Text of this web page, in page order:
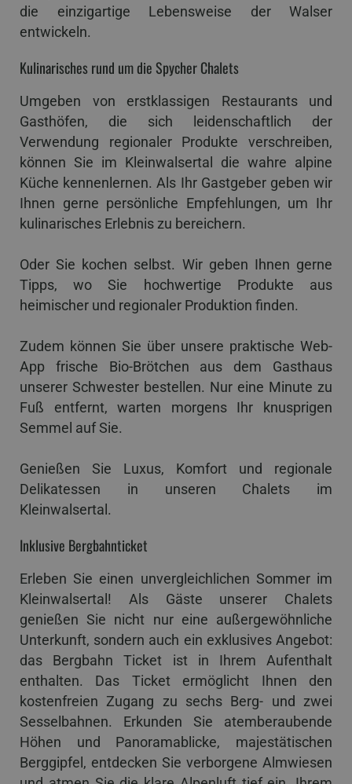
die einzigartige Lebensweise der Walser
entwickeln.
Kulinarisches rund um die Spycher Chalets
Umgeben von erstklassigen Restaurants und
Gasthöfen, die sich leidenschaftlich der
Verwendung regionaler Produkte verschreiben,
können Sie im Kleinwalsertal die wahre alpine
Küche kennenlernen. Als Ihr Gastgeber geben wir
Ihnen gerne persönliche Empfehlungen, um Ihr
kulinarisches Erlebnis zu bereichern.
Oder Sie kochen selbst. Wir geben Ihnen gerne
Tipps, wo Sie hochwertige Produkte aus
heimischer und regionaler Produktion finden.
Zudem können Sie über unsere praktische Web-
App frische Bio-Brötchen aus dem Gasthaus
unserer Schwester bestellen. Nur eine Minute zu
Fuß entfernt, warten morgens Ihr knusprigen
Semmel auf Sie.
Genießen Sie Luxus, Komfort und regionale
Delikatessen in unseren Chalets im
Kleinwalsertal.
Inklusive Bergbahnticket
Erleben Sie einen unvergleichlichen Sommer im
Kleinwalsertal! Als Gäste unserer Chalets
genießen Sie nicht nur eine außergewöhnliche
Unterkunft, sondern auch ein exklusives Angebot:
das Bergbahn Ticket ist in Ihrem Aufenthalt
enthalten. Das Ticket ermöglicht Ihnen den
kostenfreien Zugang zu sechs Berg- und zwei
Sesselbahnen. Erkunden Sie atemberaubende
Höhen und Panoramablicke, majestätischen
Berggipfel, entdecken Sie verborgene Almwiesen